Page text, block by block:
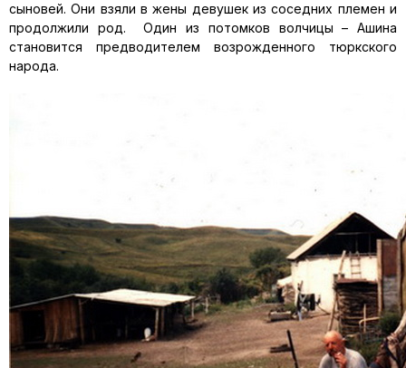
сыновей. Они взяли в жены девушек из соседних племен и
продолжили род. Один из потомков волчицы – Ашина
становится предводителем возрожденного тюркского
народа.